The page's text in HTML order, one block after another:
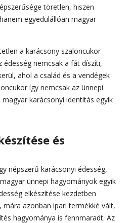
töretlen, hiszen
egyedülállóan magyar
a karácsony szaloncukor
édesség nemcsak a fát díszíti,
ahol a család és a vendégek
így nemcsak az ünnepi
karácsonyi identitás egyik
és
népszerű karácsonyi édesség,
ünnepi hagyományok egyik
elkészítése kezdetben
azonban ipari termékké vált,
hagyománya is fennmaradt. Az